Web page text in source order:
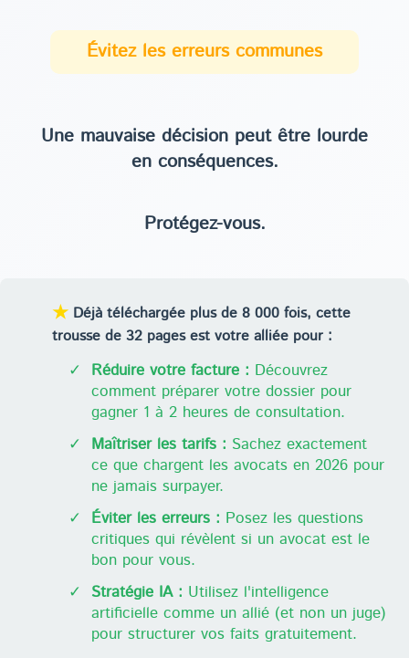
Évitez les erreurs communes
Une mauvaise décision peut être lourde
en conséquences.
Protégez-vous.
★ Déjà téléchargée plus de 8 000 fois, cette
trousse de 32 pages est votre alliée pour :
✓ Réduire votre facture : Découvrez
comment préparer votre dossier pour
gagner 1 à 2 heures de consultation.
✓ Maîtriser les tarifs : Sachez exactement
ce que chargent les avocats en 2026 pour
ne jamais surpayer.
✓ Éviter les erreurs : Posez les questions
critiques qui révèlent si un avocat est le
bon pour vous.
✓ Stratégie IA : Utilisez l'intelligence
artificielle comme un allié (et non un juge)
pour structurer vos faits gratuitement.